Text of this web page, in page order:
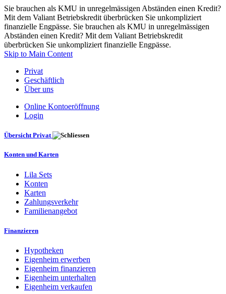
Sie brauchen als KMU in unregelmässigen Abständen einen Kredit?
Mit dem Valiant Betriebskredit überbrücken Sie unkompliziert
finanzielle Engpässe. Sie brauchen als KMU in unregelmässigen
Abständen einen Kredit? Mit dem Valiant Betriebskredit
überbrücken Sie unkompliziert finanzielle Engpässe.
Skip to Main Content
Privat
Geschäftlich
Über uns
Online Kontoeröffnung
Login
Übersicht Privat
Konten und Karten
Lila Sets
Konten
Karten
Zahlungsverkehr
Familienangebot
Finanzieren
Hypotheken
Eigenheim erwerben
Eigenheim finanzieren
Eigenheim unterhalten
Eigenheim verkaufen